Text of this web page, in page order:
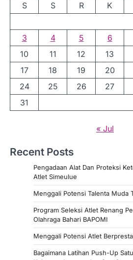
S
S R K
3
4 5 6
10
11 12 13
17
18 19 20
24
25 26 27
31
« Jul
Recent Posts
Pengadaan Alat Dan Proteksi
Atlet Simeulue
Menggali Potensi Talenta Muda
Program Seleksi Atlet Renang
Olahraga Bahari BAPOMI
Menggali Potensi Atlet
Bagaimana Latihan Push-Up